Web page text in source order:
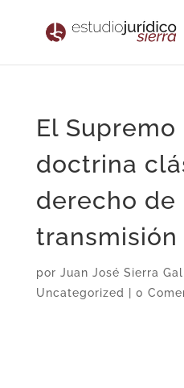
El
doctrina
derecho de
transmisión
por Juan José Sierra
Uncategorized
0